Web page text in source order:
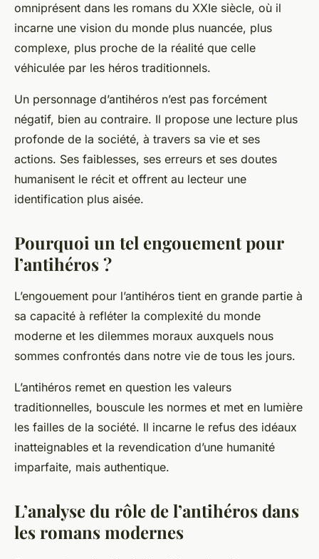
omniprésent dans les romans du XXIe siècle, où il
incarne une vision du monde plus nuancée, plus
complexe, plus proche de la réalité que celle
véhiculée par les héros traditionnels.
Un personnage d’antihéros n’est pas forcément
négatif, bien au contraire. Il propose une lecture plus
profonde de la société, à travers sa vie et ses
actions. Ses faiblesses, ses erreurs et ses doutes
humanisent le récit et offrent au lecteur une
identification plus aisée.
Pourquoi un tel engouement pour
l’antihéros ?
L’engouement pour l’antihéros tient en grande partie à
sa capacité à refléter la complexité du monde
moderne et les dilemmes moraux auxquels nous
sommes confrontés dans notre vie de tous les jours.
L’antihéros remet en question les valeurs
traditionnelles, bouscule les normes et met en lumière
les failles de la société. Il incarne le refus des idéaux
inatteignables et la revendication d’une humanité
imparfaite, mais authentique.
L’analyse du rôle de l’antihéros dans
les romans modernes